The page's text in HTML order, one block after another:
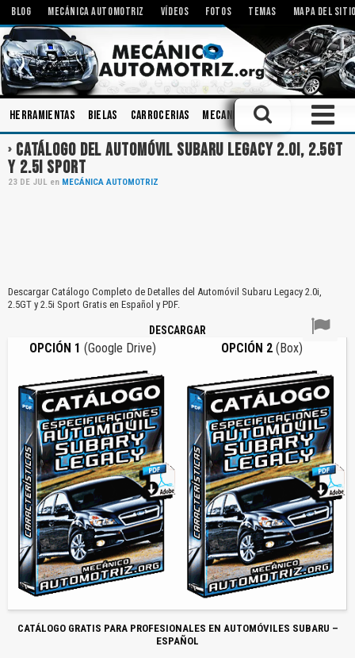
BLOG MECÁNICA AUTOMOTRIZ VÍDEOS FOTOS TEMAS MAPA DEL
Herramientas Bielas Carrocerias Mecanismos Inyectores
CATÁLOGO DEL AUTOMÓVIL SUBARU LEGACY 2.0I, 2.5GT
Y 2.5I SPORT
23 DE JUL en MECÁNICA AUTOMOTRIZ
Descargar Catálogo Completo de Detalles del Automóvil Subaru Legacy 2.0i,
2.5GT y 2.5i Sport Gratis en Español y PDF.
DESCARGAR
OPCIÓN 1 (Google Drive) OPCIÓN 2(Box)
CATÁLOGO GRATIS PARA PROFESIONALES EN AUTOMÓVILES SUBARU –
ESPAÑOL